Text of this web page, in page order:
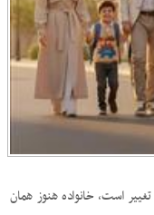
است، خانواده هنوز همان